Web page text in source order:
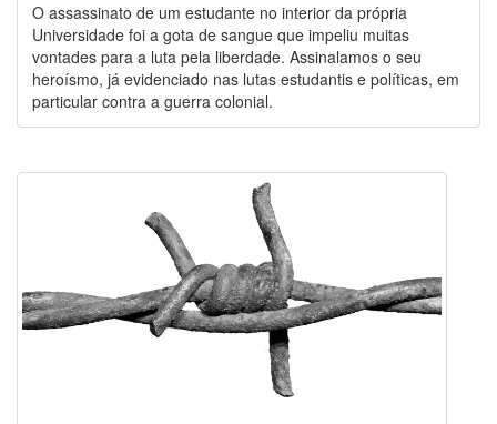
O assassinato de um estudante no interior da própria
Universidade foi a gota de sangue que impeliu muitas
vontades para a luta pela liberdade. Assinalamos o seu
heroísmo, já evidenciado nas lutas estudantis e políticas, em
particular contra a guerra colonial.